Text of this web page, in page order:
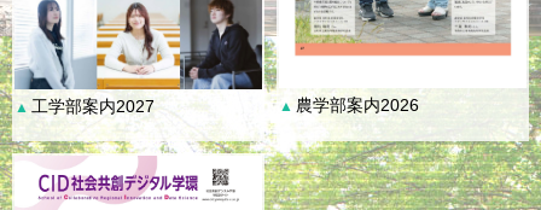
▲ 工学部案内2027 ▲ 農学部案内2026